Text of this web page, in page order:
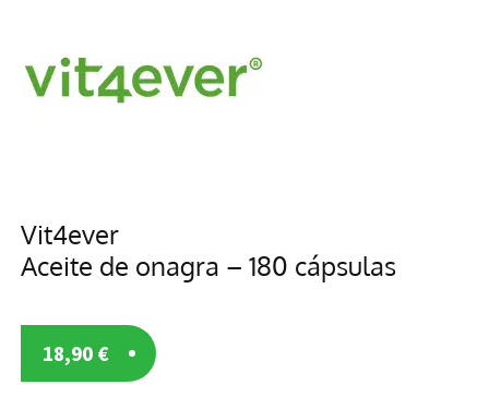
Vit4ever
Aceite de onagra – 180 cápsulas
18,90 €